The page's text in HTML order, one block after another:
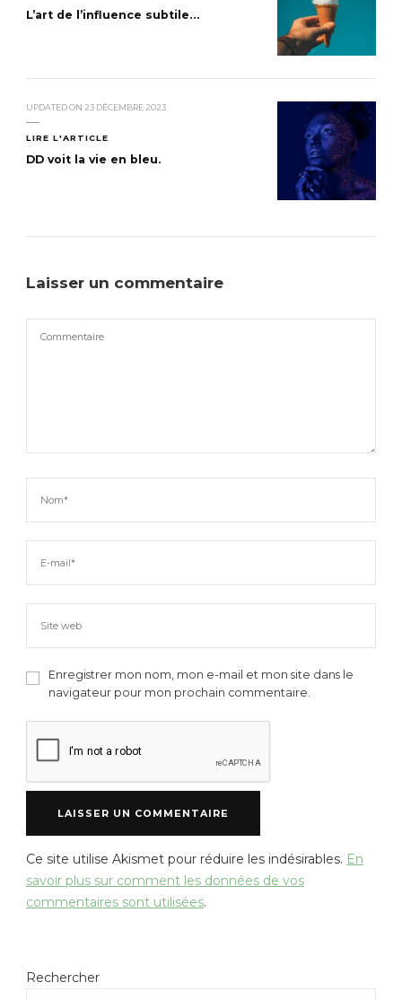
L’art de l’influence subtile…
UPDATED ON 23 DÉCEMBRE 2023
LIRE L'ARTICLE
DD voit la vie en bleu.
Laisser un commentaire
Enregistrer mon nom, mon e-mail et mon site dans le
navigateur pour mon prochain commentaire.
Ce site utilise Akismet pour réduire les indésirables. En
savoir plus sur comment les données de vos
commentaires sont utilisées.
Rechercher